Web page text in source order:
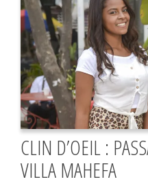
CLIN D’OEIL :
VILLA MAHEFA